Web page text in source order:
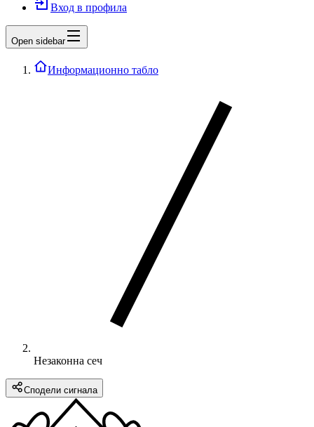
Вход в профила
Open sidebar
Информационно табло
Незаконна сеч
Сподели сигнала